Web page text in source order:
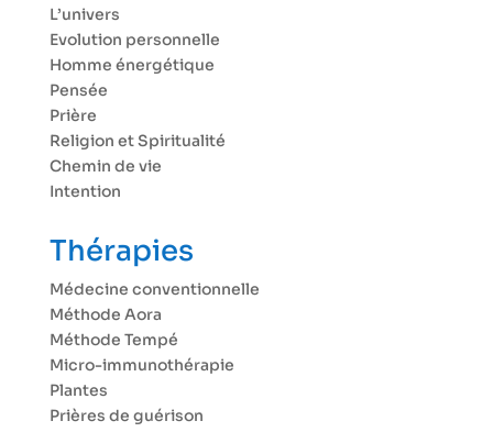
L’univers
Evolution personnelle
Homme énergétique
Pensée
Prière
Religion et Spiritualité
Chemin de vie
Intention
Thérapies
Médecine conventionnelle
Méthode Aora
Méthode Tempé
Micro-immunothérapie
Plantes
Prières de guérison